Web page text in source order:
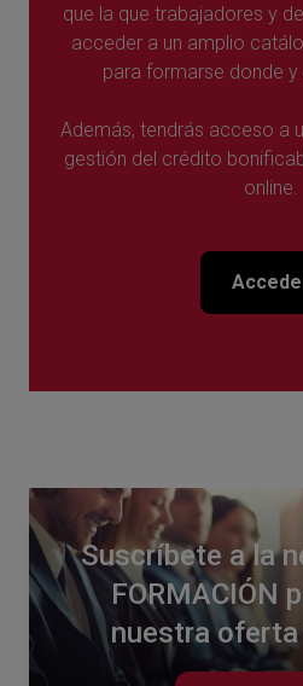
que la que trabajadores y
acceder a un amplio
para formarse donde y
Además, tendrás acceso a
gestión del crédito
online.
Suscríbete a la
FORMACIÓN
nuestra